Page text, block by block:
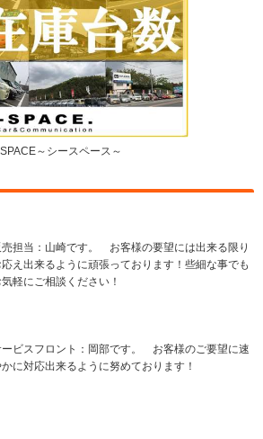
～シースペース～
売担当：山崎です。 お客様の要望には出来る限り
応え出来るように頑張っております！些細な事でも
気軽にご相談ください！
ービスフロント：岡部です。 お客様のご要望に速
に対応出来るように努めております！